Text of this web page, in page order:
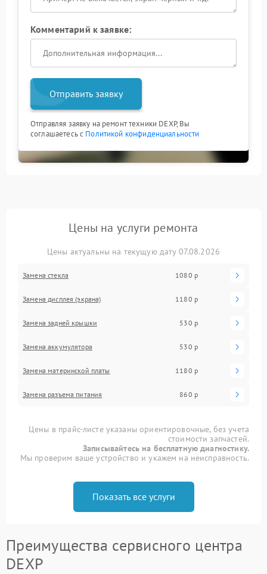
Комментарий к заявке:
Отправить заявку
Отправляя заявку на ремонт техники DEXP, Вы
соглашаетесь с Политикой конфиденциальности
Цены на услуги ремонта
Цены актуальны на текущую дату 07.08.2026
Замена стекла 1080 р
Замена дисплея (экрана) 1180 р
Замена задней крышки 530 р
Замена аккумулятора 530 р
Замена материнской платы 1180 р
Замена разъема питания 860 р
Цены в прайс-листе указаны ориентировочные, без учета
стоимости запчастей.
Записывайтесь на бесплатную диагностику.
Мы проверим ваше устройство и укажем на неисправность.
Показать все услуги
Преимущества сервисного центра
DEXP